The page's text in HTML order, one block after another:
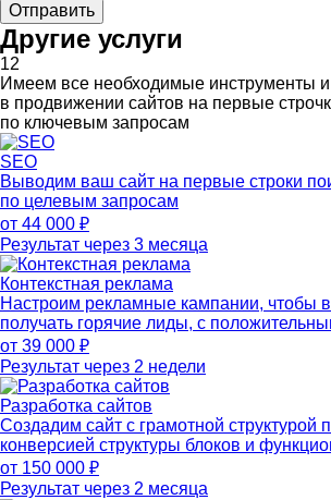
Отправить
Другие услуги
12
Имеем все необходимые инструменты и
в продвижении сайтов на первые
по ключевым запросам
SEO
Выводим ваш сайт на первые строки
по целевым запросам
от 44 000 ₽
Результат через 3 месяца
Контекстная реклама
Настроим рекламные кампании, чтобы
получать горячие лиды, с
от 39 000 ₽
Результат через 2 недели
Разработка сайтов
Создадим сайт с грамотной структурой
конверсией структуры блоков и
от 150 000 ₽
Результат через 2 месяца